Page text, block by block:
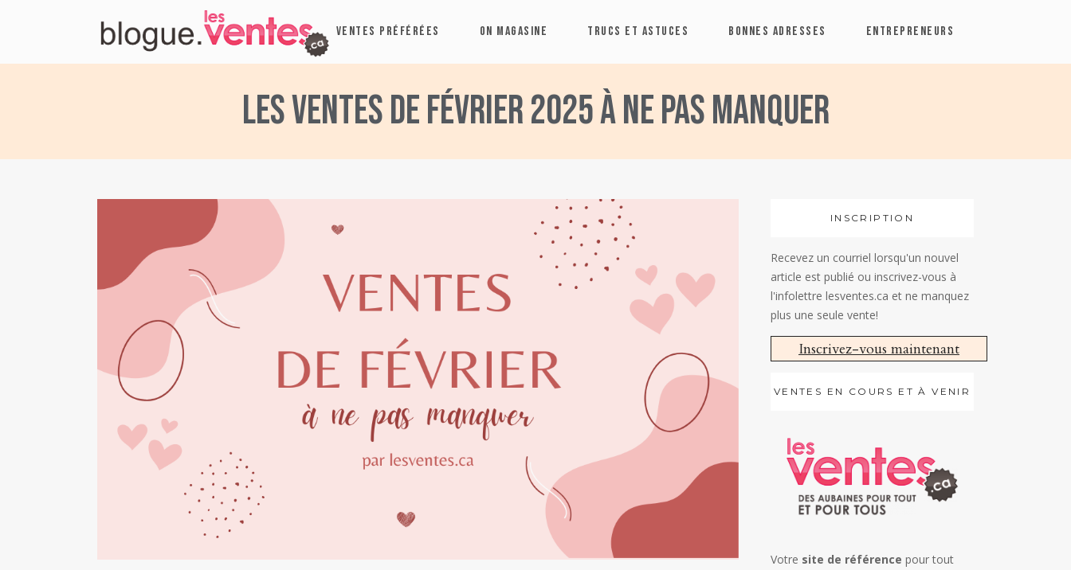
VENTES PRÉFÉRÉES ON MAGASINE TRUCS ET ASTUCES BONNES ADRESSES ENTREPRENEURS
Les ventes de février 2025 à ne pas manquer
INSCRIPTION
Recevez un courriel lorsqu'un nouvel
article est publié ou inscrivez-vous à
l'infolettre lesventes.ca et ne manquez
plus une seule vente!
Inscrivez-vous maintenant
VENTES EN COURS ET À VENIR
Votre site de référence pour tout